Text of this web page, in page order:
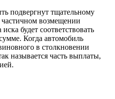
подвергнут тщательному
частичном возмещении
будет соответствовать
Когда автомобиль
в столкновении
называется часть выплаты,